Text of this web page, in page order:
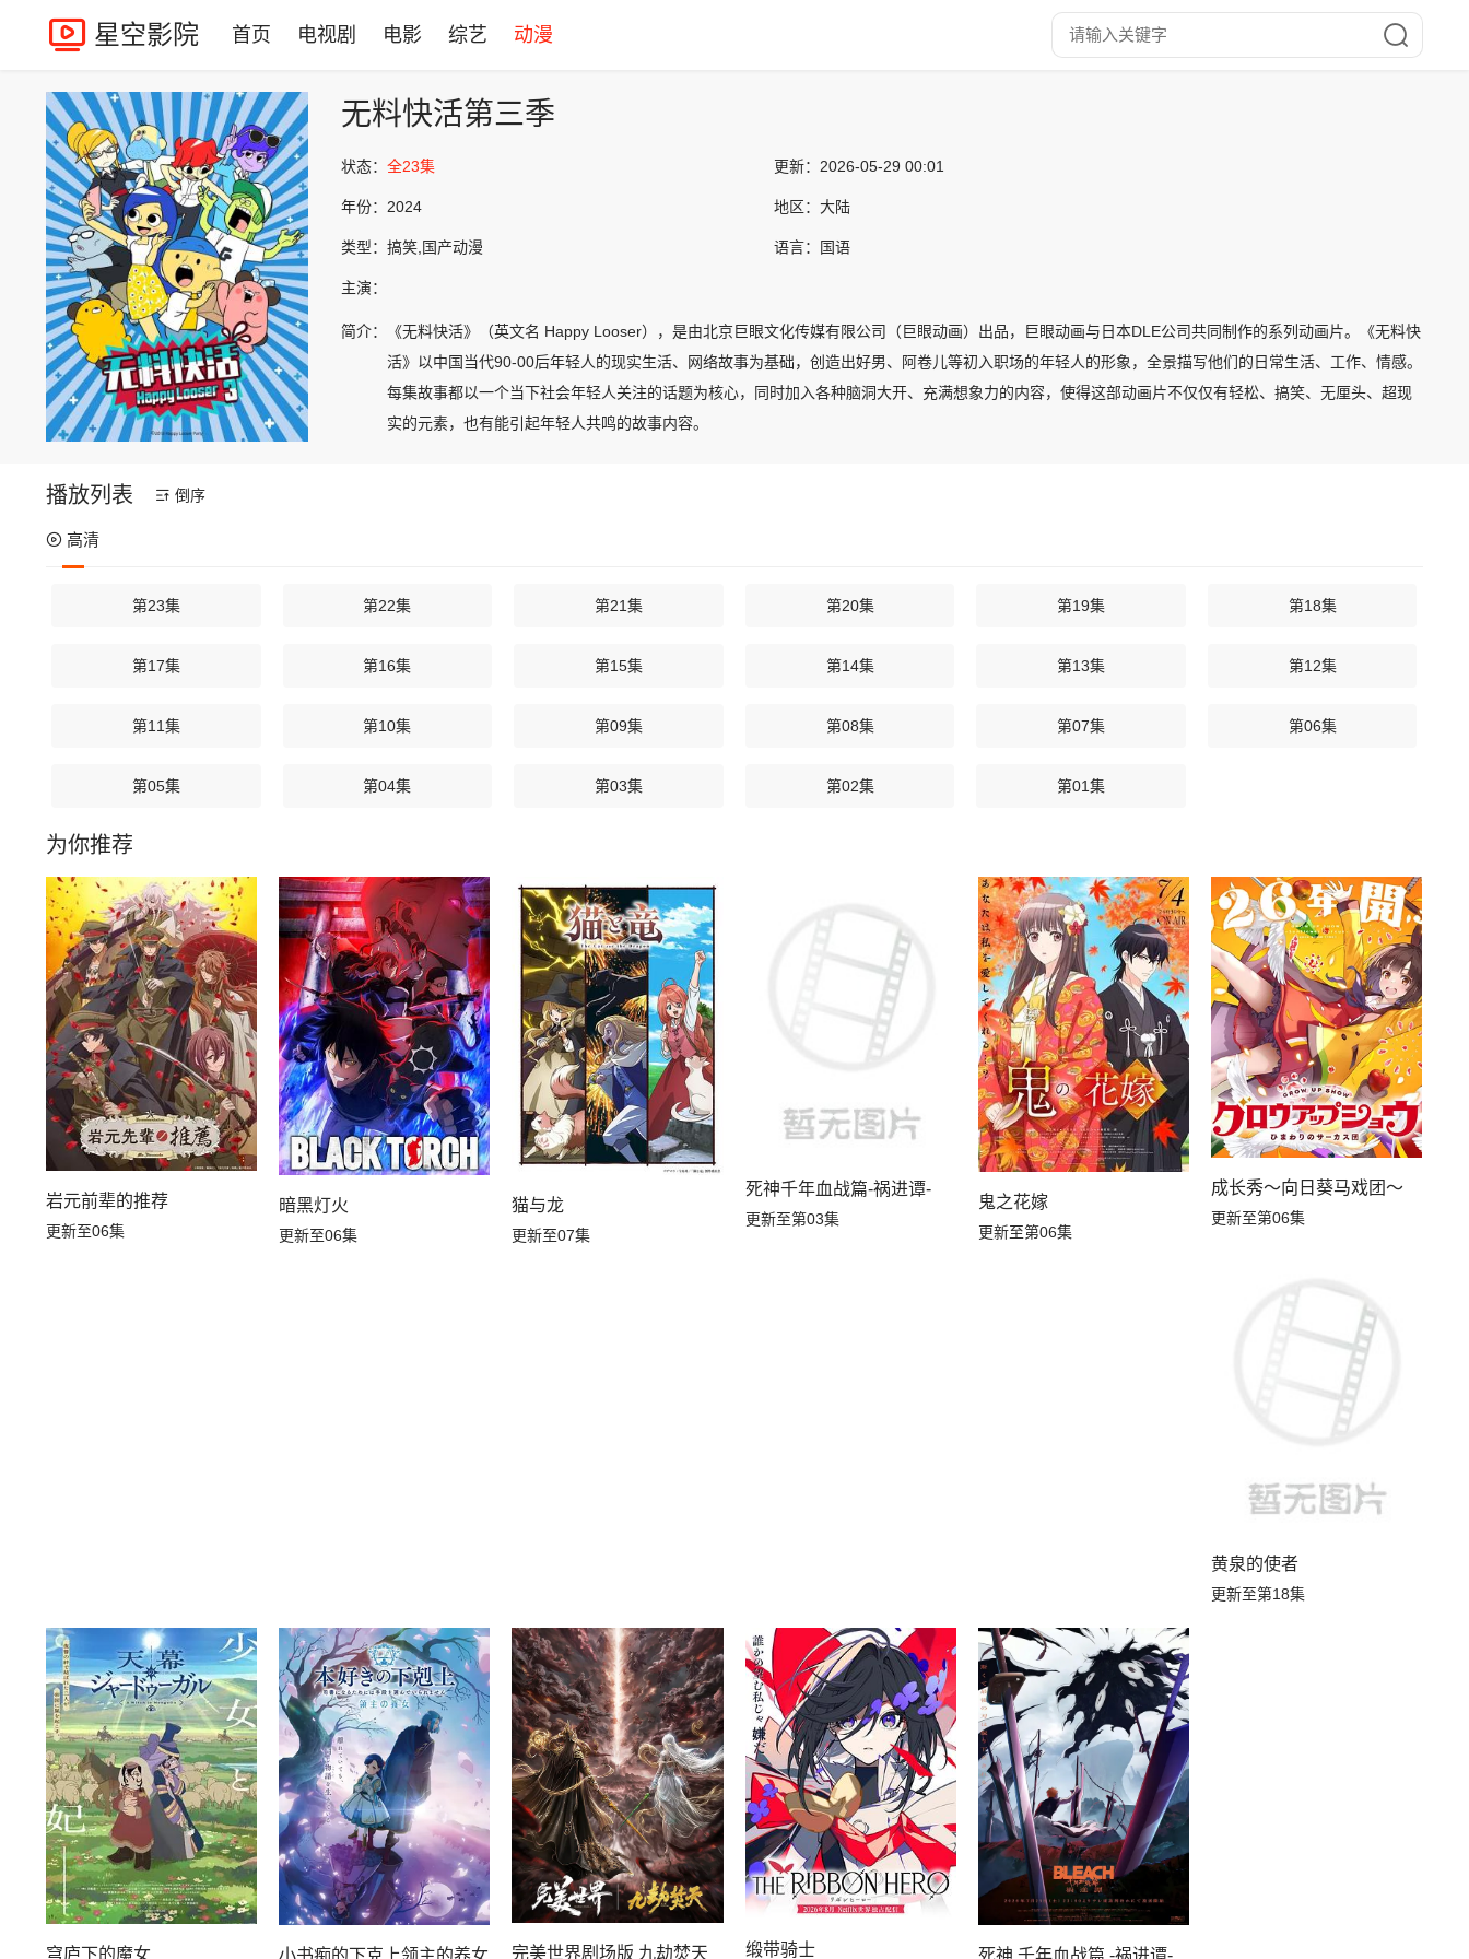
星空影院 首页 电视剧 电影 综艺 动漫
无料快活第三季
状态： 全23集 更新： 2026-05-29 00:01
年份： 2024 地区： 大陆
类型： 搞笑,国产动漫 语言： 国语
主演：
简介：
《无料快活》（英文名 Happy Looser），是由北京巨眼文化传媒有限公司（巨眼动画）出品，巨眼动画与日本DLE公司共同制作的系列动画片。《无料快
活》以中国当代90-00后年轻人的现实生活、网络故事为基础，创造出好男、阿卷儿等初入职场的年轻人的形象，全景描写他们的日常生活、工作、情感。
每集故事都以一个当下社会年轻人关注的话题为核心，同时加入各种脑洞大开、充满想象力的内容，使得这部动画片不仅仅有轻松、搞笑、无厘头、超现
实的元素，也有能引起年轻人共鸣的故事内容。
播放列表 倒序
高清
第23集 第22集 第21集 第20集 第19集 第18集
第17集 第16集 第15集 第14集 第13集 第12集
第11集 第10集 第09集 第08集 第07集 第06集
第05集 第04集 第03集 第02集 第01集
为你推荐
岩元前辈的推荐
更新至06集
暗黑灯火
更新至06集
猫与龙
更新至07集
死神千年血战篇-祸进谭-
更新至第03集
鬼之花嫁
更新至第06集
成长秀～向日葵马戏团～
更新至第06集
黄泉的使者
更新至第18集
穹庐下的魔女 完美世界剧场版 九劫焚天 缎带骑士